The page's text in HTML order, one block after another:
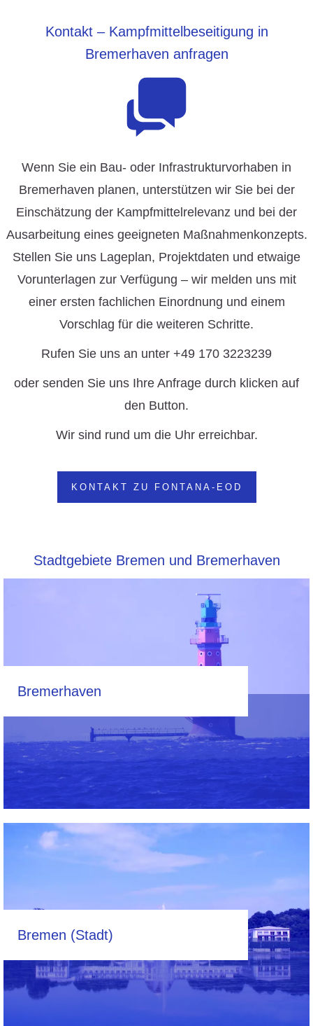
Kontakt – Kampfmittelbeseitigung in
Bremerhaven anfragen
Wenn Sie ein Bau- oder Infrastrukturvorhaben in
Bremerhaven planen, unterstützen wir Sie bei der
Einschätzung der Kampfmittelrelevanz und bei der
Ausarbeitung eines geeigneten Maßnahmenkonzepts.
Stellen Sie uns Lageplan, Projektdaten und etwaige
Vorunterlagen zur Verfügung – wir melden uns mit
einer ersten fachlichen Einordnung und einem
Vorschlag für die weiteren Schritte.
Rufen Sie uns an unter +49 170 3223239
oder senden Sie uns Ihre Anfrage durch klicken auf
den Button.
Wir sind rund um die Uhr erreichbar.
KONTAKT ZU FONTANA-EOD
Stadtgebiete Bremen und Bremerhaven
Bremerhaven
Bremen (Stadt)